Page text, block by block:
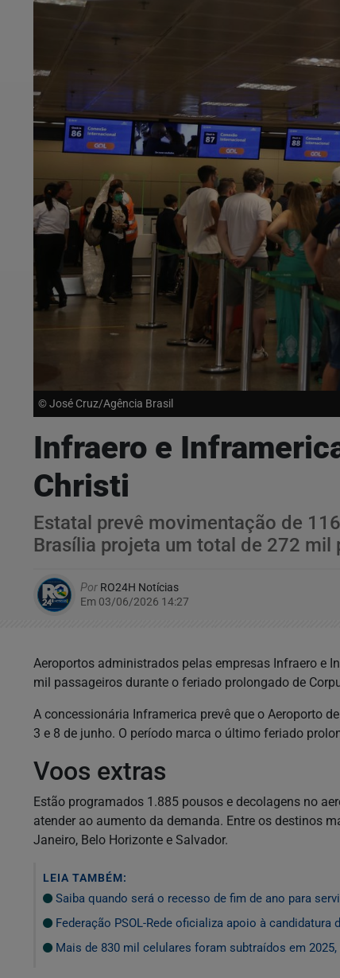
© José Cruz/Agência Brasil
Infraero e
Christi
Estatal prevê movimentação de
Brasília projeta um total de 272 mil
Por RO24H Notícias
Em 03/06/2026 14:27
Aeroportos administrados pelas empresas Infraero e
mil passageiros durante o feriado prolongado de
A concessionária Inframerica prevê que o Aeroporto
3 e 8 de junho. O período marca o último feriado
Voos extras
Estão programados 1.885 pousos e decolagens no
atender ao aumento da demanda. Entre os destinos
Janeiro, Belo Horizonte e Salvador.
LEIA TAMBÉM:
Saiba quando será o recesso de fim de ano para
Federação PSOL-Rede oficializa apoio à candidatura
Mais de 830 mil celulares foram subtraídos em